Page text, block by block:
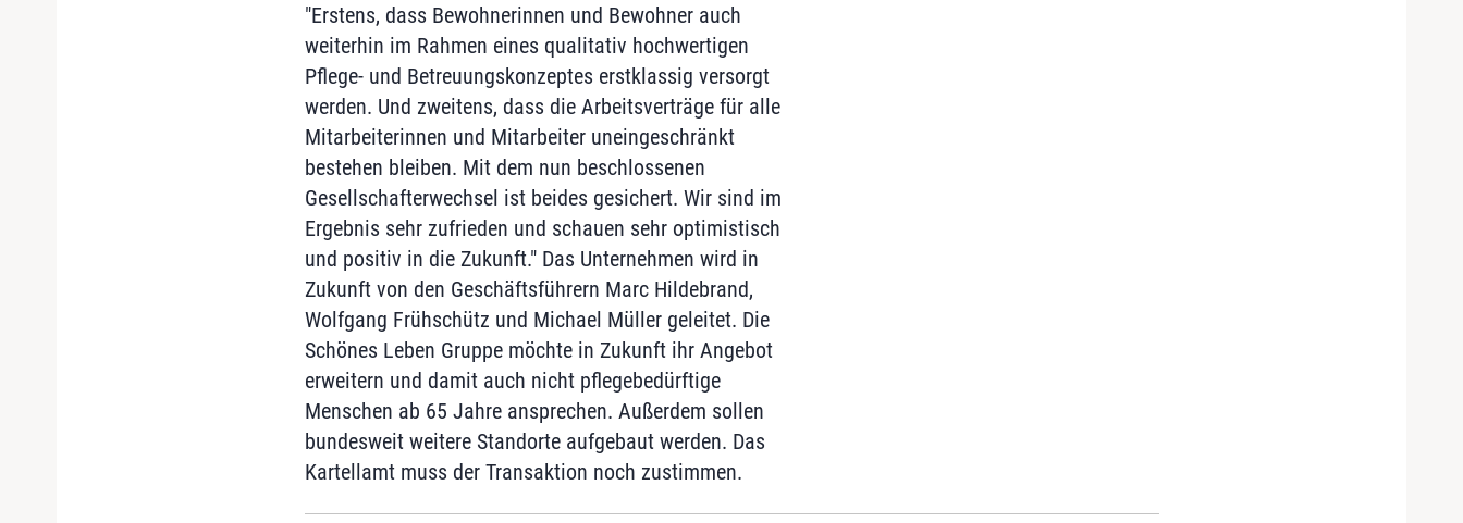
"Erstens, dass Bewohnerinnen und Bewohner auch
weiterhin im Rahmen eines qualitativ hochwertigen
Pflege- und Betreuungskonzeptes erstklassig versorgt
werden. Und zweitens, dass die Arbeitsverträge für alle
Mitarbeiterinnen und Mitarbeiter uneingeschränkt
bestehen bleiben. Mit dem nun beschlossenen
Gesellschafterwechsel ist beides gesichert. Wir sind im
Ergebnis sehr zufrieden und schauen sehr optimistisch
und positiv in die Zukunft." Das Unternehmen wird in
Zukunft von den Geschäftsführern Marc Hildebrand,
Wolfgang Frühschütz und Michael Müller geleitet. Die
Schönes Leben Gruppe möchte in Zukunft ihr Angebot
erweitern und damit auch nicht pflegebedürftige
Menschen ab 65 Jahre ansprechen. Außerdem sollen
bundesweit weitere Standorte aufgebaut werden. Das
Kartellamt muss der Transaktion noch zustimmen.